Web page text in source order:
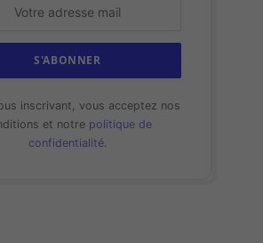
inscrivant, vous acceptez nos
et notre politique de
confidentialité.